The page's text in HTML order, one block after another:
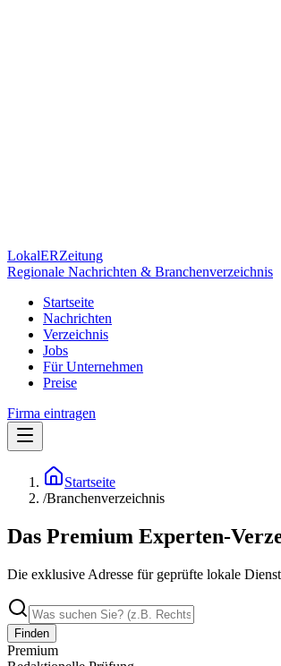
LokalERZeitung
Regionale Nachrichten & Branchenverzeichnis
Startseite
Nachrichten
Verzeichnis
Jobs
Für Unternehmen
Preise
Firma eintragen
Startseite
/Branchenverzeichnis
Das Premium Experten-
Die exklusive Adresse für geprüfte lokale
Finden
Premium